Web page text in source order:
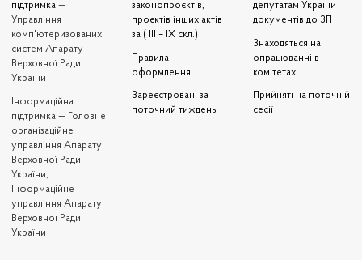
підтримка —
Управління
комп'ютеризованих
систем Апарату
Верховної Ради
України
Iнформаційна
підтримка — Головне
організаційне
управління Апарату
Верховної Ради
України,
Інформаційне
управління Апарату
Верховної Ради
України
законопроєктів,
проєктів інших актів
за ( III – IX скл.)
Правила
оформлення
Зареєстровані за
поточний тиждень
депутатам України
документів до ЗП
Знаходяться на
опрацюванні в
комітетах
Прийняті на поточній
сесії